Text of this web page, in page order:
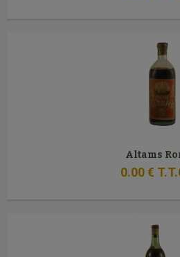
Altams
0.00€